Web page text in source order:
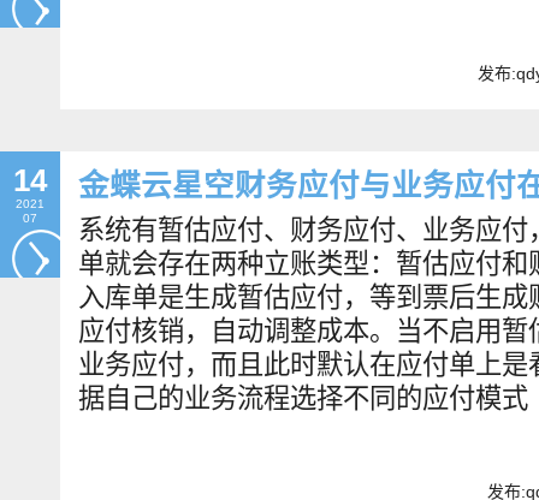
发布
14
2021
07
金蝶云星空财务应付与业务应付
系统有暂估应付、财务应付、业务应
单就会存在两种立账类型：暂估应付
入库单是生成暂估应付，等到票后生
应付核销，自动调整成本。当不启用
业务应付，而且此时默认在应付单上
据自己的业务流程选择不同的应付模式
发布